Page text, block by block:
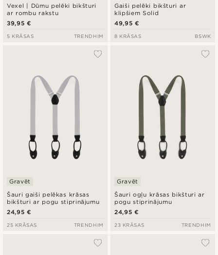
Vexel | Dūmu pelēki bikšturi
ar rombu rakstu
39,95 €
5 KRĀSAS TRENDHIM
Gaiši pelēki bikšturi ar
klipšiem Solid
49,95 €
8 KRĀSAS BSWK
Šauri gaiši pelēkas krāsas
bikšturi ar pogu stiprinājumu
Gravēt
24,95 €
25 KRĀSAS TRENDHIM
Šauri ogļu krāsas bikšturi ar
pogu stiprinājumu
Gravēt
24,95 €
23 KRĀSAS TRENDHIM